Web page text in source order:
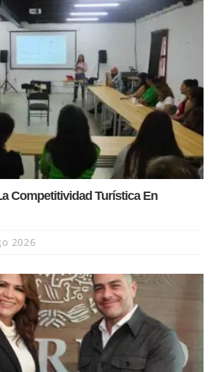
Competitividad Turística En
2026